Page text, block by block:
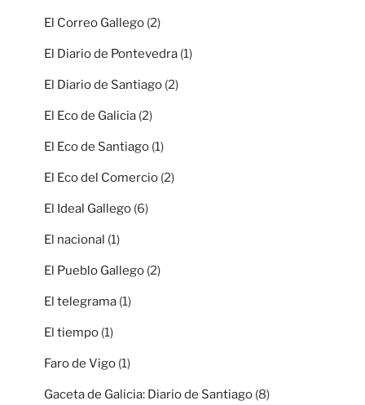
El Correo Gallego (2)
El Diario de Pontevedra (1)
El Diario de Santiago (2)
El Eco de Galicia (2)
El Eco de Santiago (1)
El Eco del Comercio (2)
El Ideal Gallego (6)
El nacional (1)
El Pueblo Gallego (2)
El telegrama (1)
El tiempo (1)
Faro de Vigo (1)
Gaceta de Galicia: Diario de Santiago (8)